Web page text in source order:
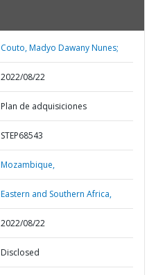
Couto, Madyo Dawany Nunes;
2022/08/22
Plan de adquisiciones
STEP68543
Mozambique,
Eastern and Southern Africa,
2022/08/22
Disclosed